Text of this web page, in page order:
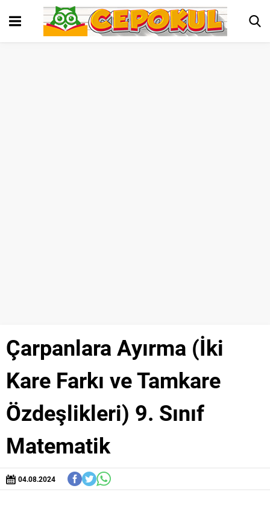
Çarpanlara Ayırma (İki
Kare Farkı ve Tamkare
Özdeşlikleri) 9. Sınıf
Matematik
04.08.2024